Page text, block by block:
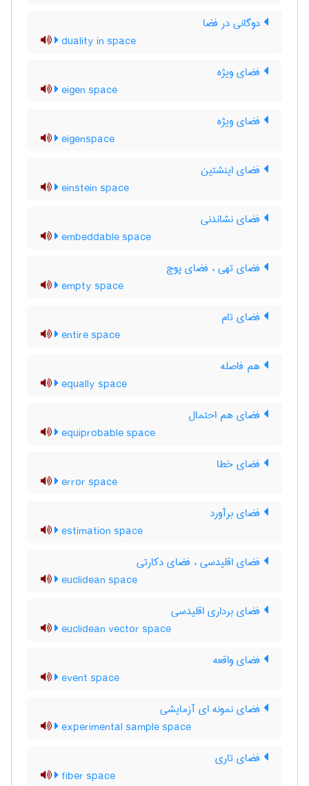
دوگانی در فضا
duality in space
فضای ویژه
eigen space
فضای ویژه
eigenspace
فضای اینشتین
einstein space
فضای نشاندنی
embeddable space
فضای تهی ، فضای پوچ
empty space
فضای تام
entire space
هم فاصله
equally space
فضای هم احتمال
equiprobable space
فضای خطا
error space
فضای برآورد
estimation space
فضای اقلیدسی ، فضای دکارتی
euclidean space
فضای برداری اقلیدسی
euclidean vector space
فضای واقعه
event space
فضای نمونه ای آزمایشی
experimental sample space
فضای تاری
fiber space